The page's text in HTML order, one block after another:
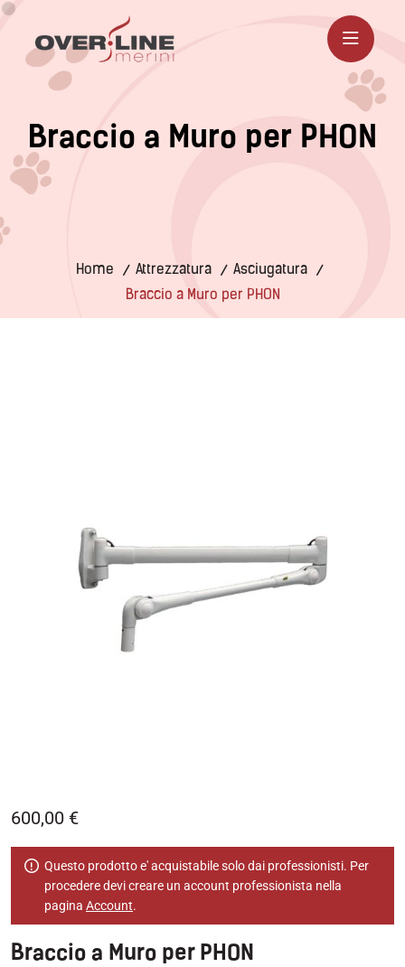
Braccio a Muro per PHON
Home Attrezzatura
Asciugatura
Braccio a Muro per PHON
600,00 €
Questo prodotto e' acquistabile solo dai professionisti. Per
procedere devi creare un account professionista nella
pagina Account.
Braccio a Muro per PHON